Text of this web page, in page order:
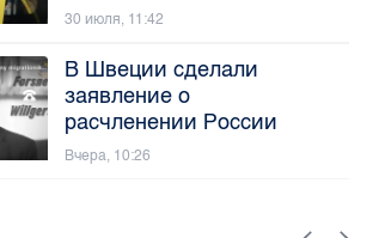
30 июля, 11:42
В Швеции сделали
заявление о
расчленении России
Вчера, 10:26